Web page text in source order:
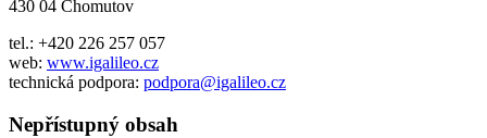
430 04 Chomutov
tel.: +420 226 257 057
web: www.igalileo.cz
technická podpora: podpora@igalileo.cz
Nepřístupný obsah